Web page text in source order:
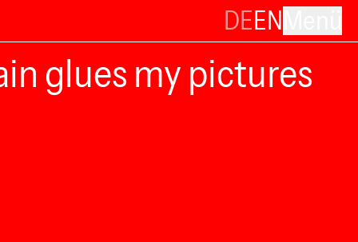
DEEN
glues my pictures